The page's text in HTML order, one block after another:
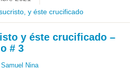
y éste crucificado
y éste crucificado –
# 3
Samuel Nina